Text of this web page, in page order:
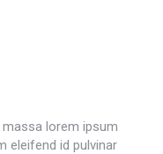
lorem ipsum
eleifend id pulvinar